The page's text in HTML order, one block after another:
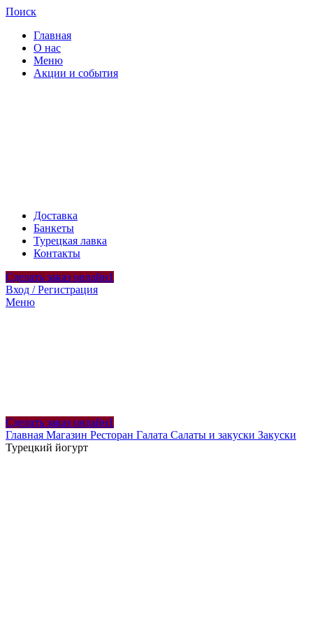
Поиск
Главная
О нас
Меню
Акции и события
Доставка
Банкеты
Турецкая лавка
Контакты
Сделать заказ онлайн1
Вход / Регистрация
Меню
Сделать заказ онлайн1
Главная Магазин Ресторан Галата Салаты и закуски Закуски
Турецкий йогурт